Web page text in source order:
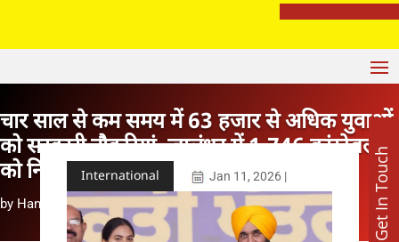
चार साल से कम समय में 63 हजार से अधिक युवाओं
को सरकारी नौकरियां, जालंधर में 1,746 कांस्टेबलों
को नियुक्ति पत्र
by Hanesh Mehta| Jan 11, 2026 | International
International Jan 11, 2026| Get In Touch